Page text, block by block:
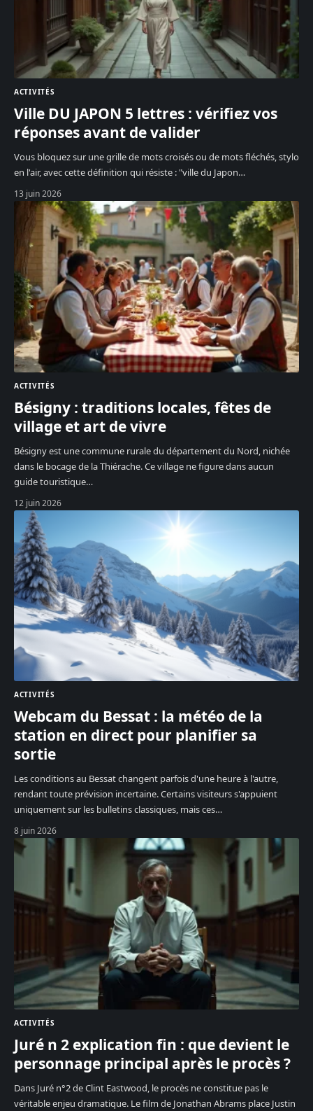
ACTIVITÉS
Ville DU JAPON 5 lettres : vérifiez vos
réponses avant de valider
Vous bloquez sur une grille de mots croisés ou de mots fléchés, stylo
en l'air, avec cette définition qui résiste : "ville du Japon…
13 juin 2026
ACTIVITÉS
Bésigny : traditions locales, fêtes de
village et art de vivre
Bésigny est une commune rurale du département du Nord, nichée
dans le bocage de la Thiérache. Ce village ne figure dans aucun
guide touristique…
12 juin 2026
ACTIVITÉS
Webcam du Bessat : la météo de la
station en direct pour planifier sa
sortie
Les conditions au Bessat changent parfois d'une heure à l'autre,
rendant toute prévision incertaine. Certains visiteurs s'appuient
uniquement sur les bulletins classiques, mais ces…
8 juin 2026
ACTIVITÉS
Juré n 2 explication fin : que devient le
personnage principal après le procès ?
Dans Juré n°2 de Clint Eastwood, le procès ne constitue pas le
véritable enjeu dramatique. Le film de Jonathan Abrams place Justin